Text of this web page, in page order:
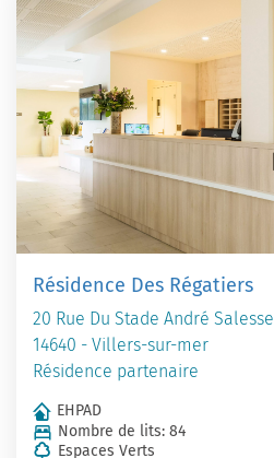
Résidence Des Régatiers
20 Rue Du Stade André Salesse
14640 - Villers-sur-mer
Résidence partenaire
EHPAD
Nombre de lits: 84
Espaces Verts